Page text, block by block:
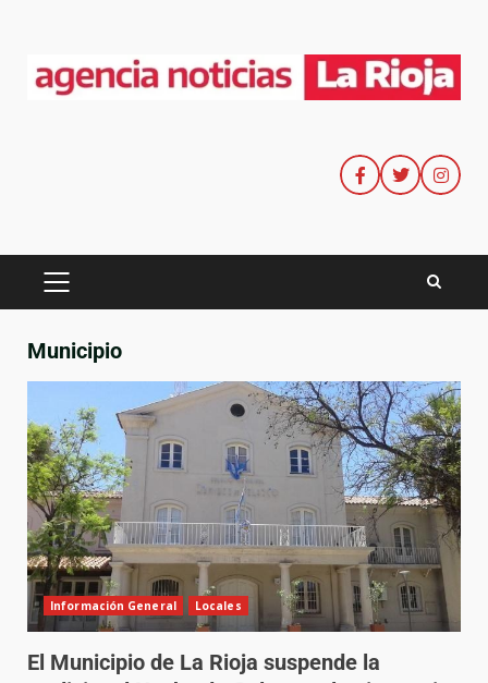
Municipio
Información General Locales
El Municipio de La Rioja suspende la